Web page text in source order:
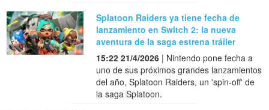
Splatoon Raiders ya tiene fecha de
lanzamiento en Switch 2: la nueva
aventura de la saga estrena tráiler
15:22 21/4/2026 | Nintendo pone fecha a
uno de sus próximos grandes lanzamientos
del año, Splatoon Raiders, un 'spin-off' de
la saga Splatoon.